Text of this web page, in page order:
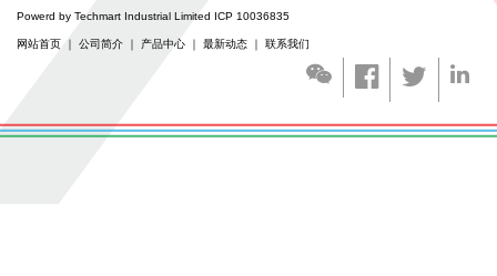
Powerd by Techmart Industrial Limited ICP 10036835
网站首页 公司简介 产品中心 最新动态 联系我们